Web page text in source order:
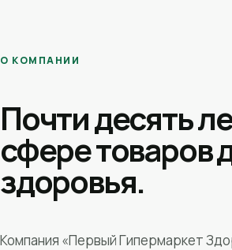
О КОМПАНИИ
Почти десять
сфере товаров
здоровья.
Компания «Первый Гипермаркет